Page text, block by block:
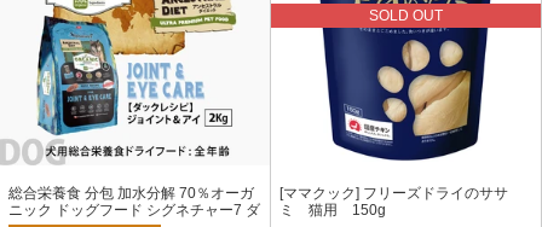
総合栄養食 分包 加水分解 70％オーガ
ニック ドッグフード シグネチャー7 ダ
SOLD OUT
[ママクック] フリーズドライのササ
ミ 猫用 150g